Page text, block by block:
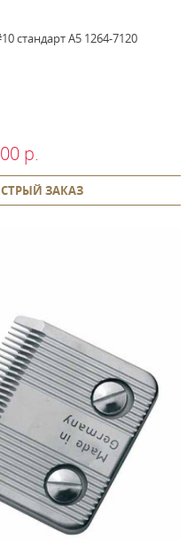
стандарт A5 1264-7120
р.
ЗАКАЗ